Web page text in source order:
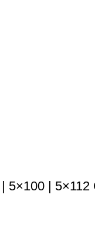
| 5×112